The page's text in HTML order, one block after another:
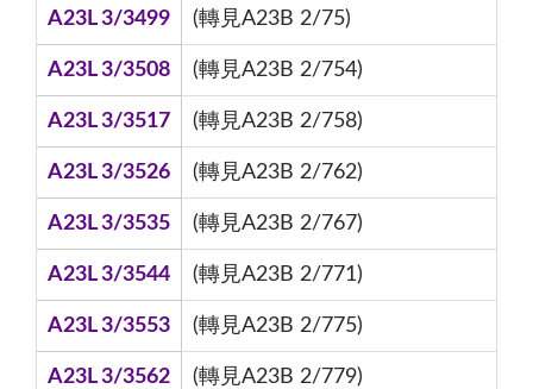
A23L 3/3499 (轉見A23B 2/75)
A23L 3/3508 (轉見A23B 2/754)
A23L 3/3517 (轉見A23B 2/758)
A23L 3/3526 (轉見A23B 2/762)
A23L 3/3535 (轉見A23B 2/767)
A23L 3/3544 (轉見A23B 2/771)
A23L 3/3553 (轉見A23B 2/775)
A23L 3/3562 (轉見A23B 2/779)